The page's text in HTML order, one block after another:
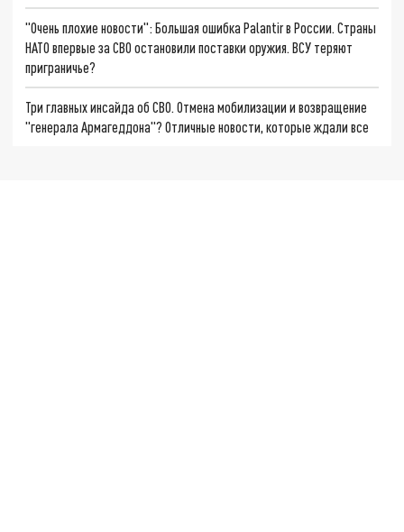
"Очень плохие новости": Большая ошибка Palantir в России. Страны
НАТО впервые за СВО остановили поставки оружия. ВСУ теряют
приграничье?
Три главных инсайда об СВО. Отмена мобилизации и возвращение
"генерала Армагеддона"? Отличные новости, которые ждали все